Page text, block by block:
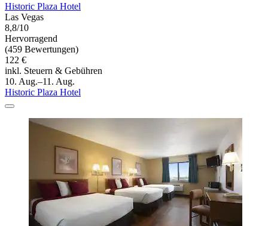
Historic Plaza Hotel
Las Vegas
8,8/10
Hervorragend
(459 Bewertungen)
122 €
inkl. Steuern & Gebühren
10. Aug.–11. Aug.
Historic Plaza Hotel